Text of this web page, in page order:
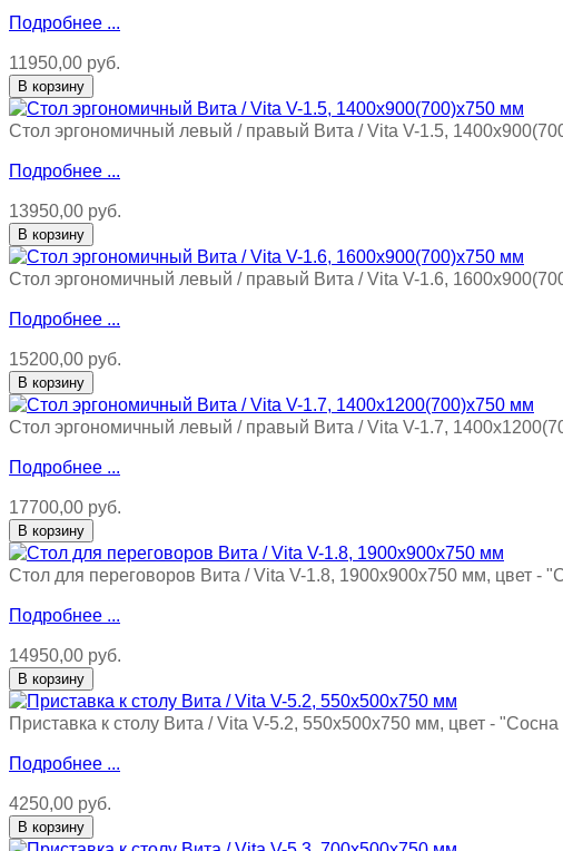
Подробнее ...
11950,00 руб.
Стол эргономичный левый / правый Вита / Vita V-1.5,
Подробнее ...
13950,00 руб.
Стол эргономичный левый / правый Вита / Vita V-1.6,
Подробнее ...
15200,00 руб.
Стол эргономичный левый / правый Вита / Vita V-1.7,
Подробнее ...
17700,00 руб.
Стол для переговоров Вита / Vita V-1.8, 1900х900х750 мм, цвет
Подробнее ...
14950,00 руб.
Приставка к столу Вита / Vita V-5.2, 550х500х750 мм, цвет -
Подробнее ...
4250,00 руб.